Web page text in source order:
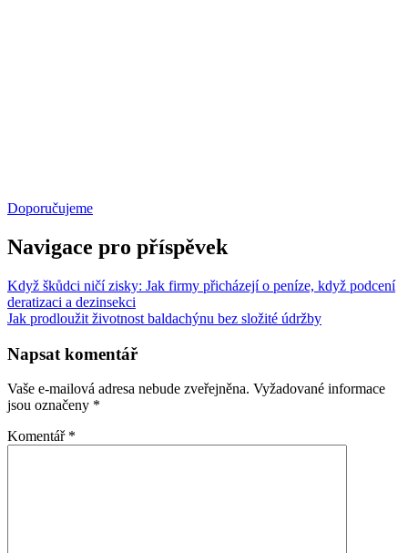
Doporučujeme
Navigace pro příspěvek
Když škůdci ničí zisky: Jak firmy přicházejí o peníze, když podcení
deratizaci a dezinsekci
Jak prodloužit životnost baldachýnu bez složité údržby
Napsat komentář
Vaše e-mailová adresa nebude zveřejněna. Vyžadované informace
jsou označeny *
Komentář *